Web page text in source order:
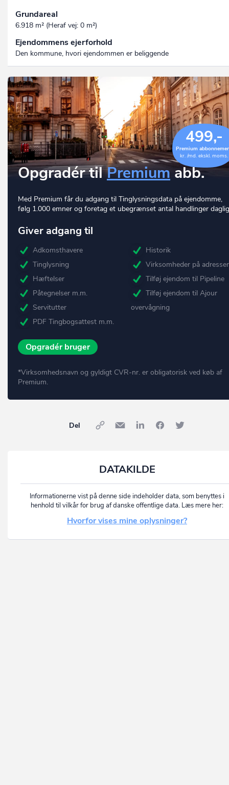
Grundareal
6.918 m² (Heraf vej: 0 m²)
Ejendommens ejerforhold
Den kommune, hvori ejendommen er beliggende
499,-
Premium
kr. /md. ekskl. moms.
Opgradér tilPremium abb.
Med Premium får du adgang til Tinglysningsdata på ejendomme,
følg 1.000 emner og foretag et ubegrænset antal handlinger
Giver adgang til
Adkomsthavere
Tinglysning
Hæftelser
Påtegnelser m.m.
Servitutter
PDF Tingbogsattest m.m.
Historik
Virksomheder på
Tilføj ejendom til Pipeline
Tilføj ejendom til Ajour
overvågning
Opgradér bruger
*Virksomhedsnavn og gyldigt CVR-nr. er obligatorisk ved køb af
Premium.
Del
DATAKILDE
Informationerne vist på denne side indeholder data, som benyttes i
henhold til vilkår for brug af danske offentlige data. Læs mere her:
Hvorfor vises mine oplysninger?